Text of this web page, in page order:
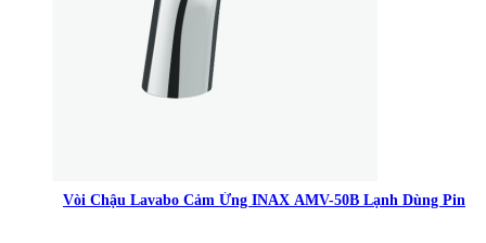
Vòi Chậu Lavabo Cảm Ứng INAX AMV-50B Lạnh Dùng Pin